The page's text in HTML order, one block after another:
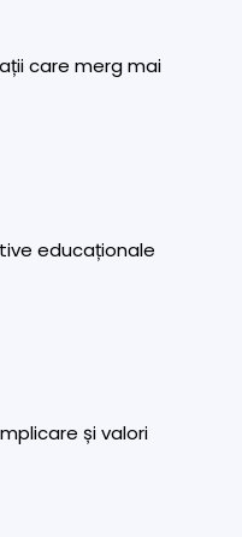
care merg mai
educaționale
și valori